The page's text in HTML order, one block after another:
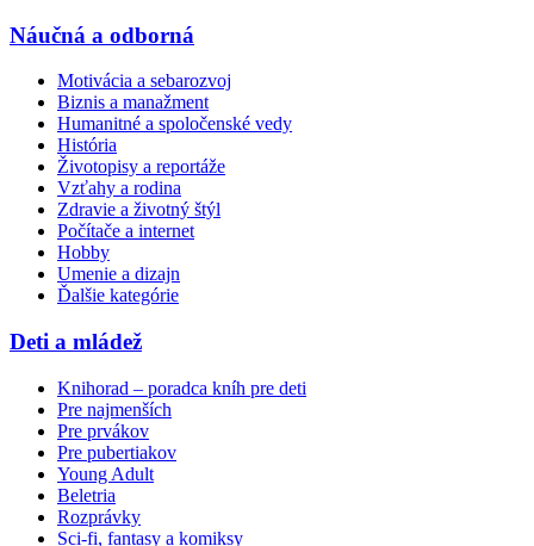
Náučná a odborná
Motivácia a sebarozvoj
Biznis a manažment
Humanitné a spoločenské vedy
História
Životopisy a reportáže
Vzťahy a rodina
Zdravie a životný štýl
Počítače a internet
Hobby
Umenie a dizajn
Ďalšie kategórie
Deti a mládež
Knihorad – poradca kníh pre deti
Pre najmenších
Pre prvákov
Pre pubertiakov
Young Adult
Beletria
Rozprávky
Sci-fi, fantasy a komiksy